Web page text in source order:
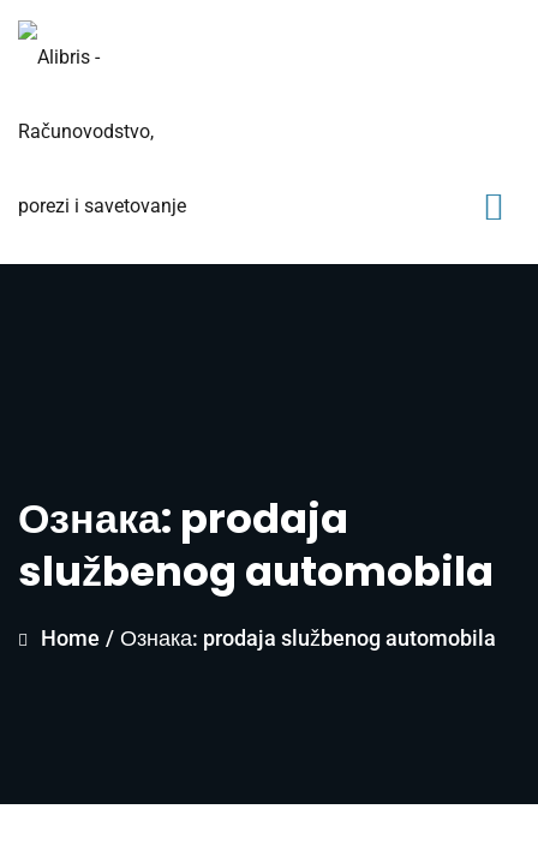
Ознака: prodaja
službenog automobila
Home / Ознака: prodaja službenog automobila